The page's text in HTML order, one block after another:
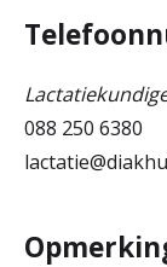
088 250 6380